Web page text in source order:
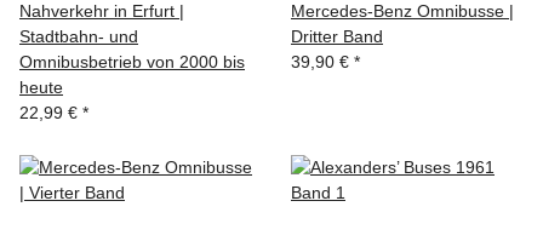
Nahverkehr in Erfurt |
Stadtbahn- und
Omnibusbetrieb von 2000 bis
heute
22,99 € *
Mercedes-Benz Omnibusse |
Dritter Band
39,90 € *